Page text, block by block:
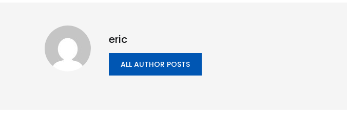
eric
ALL AUTHOR POSTS